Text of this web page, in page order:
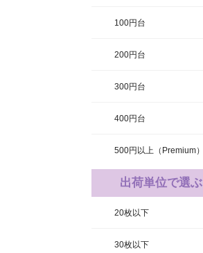
100円台
200円台
300円台
400円台
500円以上（Premium）
出荷単位で選ぶ
20枚以下
30枚以下